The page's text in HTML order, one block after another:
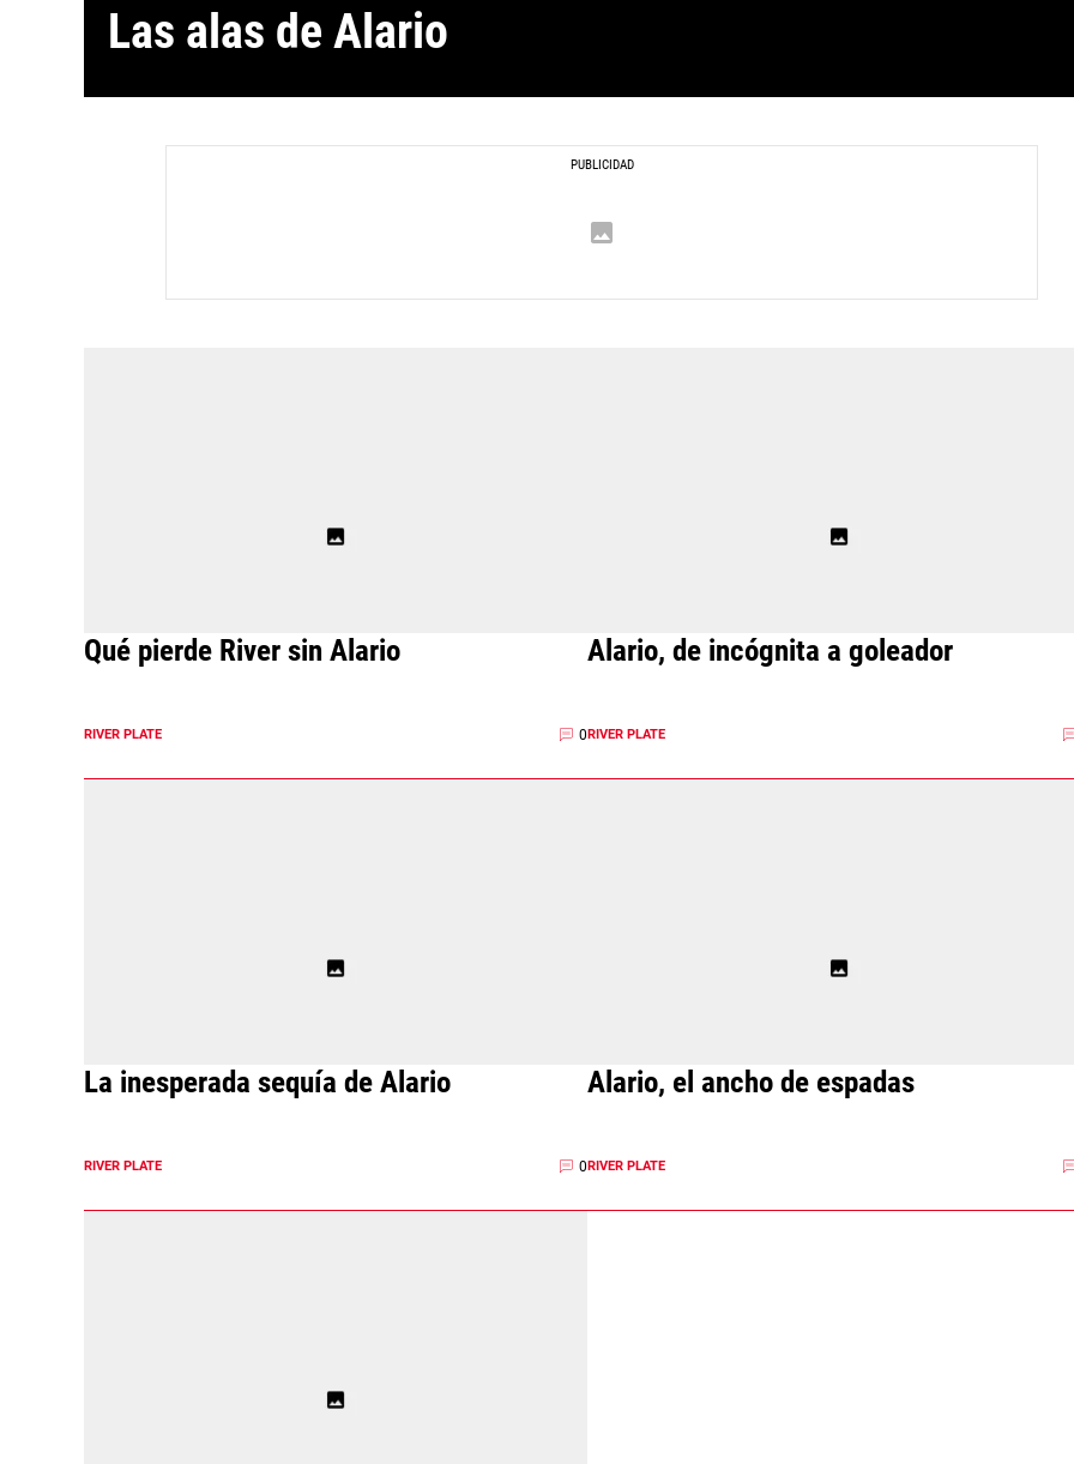
Las alas de Alario
Qué pierde River sin Alario
RIVER PLATE 0
Alario, de incógnita a goleador
RIVER PLATE
La inesperada sequía de Alario
RIVER PLATE 0
Alario, el ancho de espadas
RIVER PLATE